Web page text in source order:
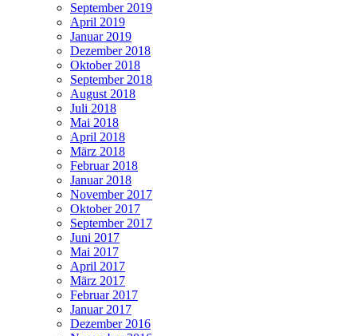
September 2019
April 2019
Januar 2019
Dezember 2018
Oktober 2018
September 2018
August 2018
Juli 2018
Mai 2018
April 2018
März 2018
Februar 2018
Januar 2018
November 2017
Oktober 2017
September 2017
Juni 2017
Mai 2017
April 2017
März 2017
Februar 2017
Januar 2017
Dezember 2016